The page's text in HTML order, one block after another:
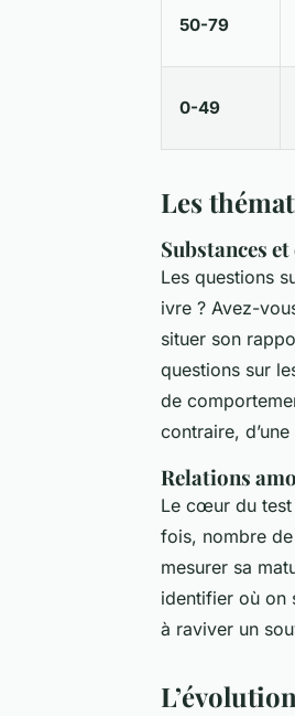
50-79
0-49
Les
Substances
Les questions
ivre ? Avez-
situer son
questions sur
de
contraire,
Relations
Le cœur du test
fois, nombre
mesurer sa
identifier où on
à raviver un